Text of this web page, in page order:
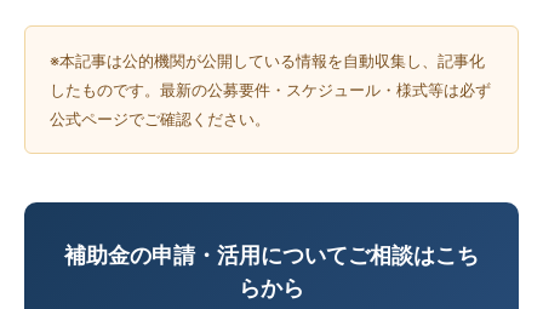
※本記事は公的機関が公開している情報を自動収集し、記事化
したものです。最新の公募要件・スケジュール・様式等は必ず
公式ページでご確認ください。
補助金の申請・活用についてご相談はこち
らから